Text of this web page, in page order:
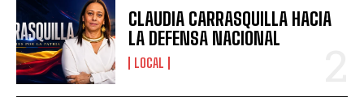
CLAUDIA CARRASQUILLA HACIA
LA DEFENSA NACIONAL
LOCAL